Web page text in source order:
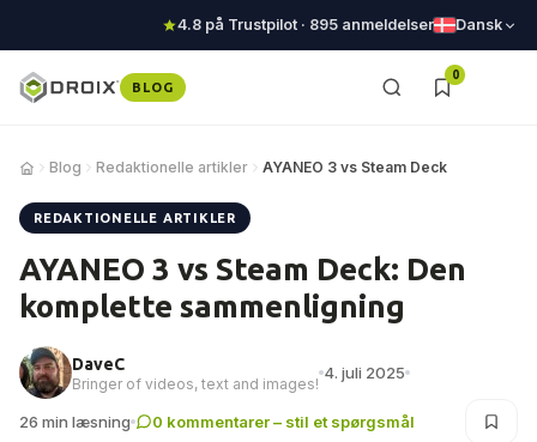
4.8 på Trustpilot · 895 anmeldelser Dansk
BLOG
0
Blog Redaktionelle artikler AYANEO 3 vs Steam Deck
REDAKTIONELLE ARTIKLER
AYANEO 3 vs Steam Deck: Den
komplette sammenligning
DaveC
Bringer of videos, text and images!
4. juli 2025
26 min læsning 0 kommentarer – stil et spørgsmål